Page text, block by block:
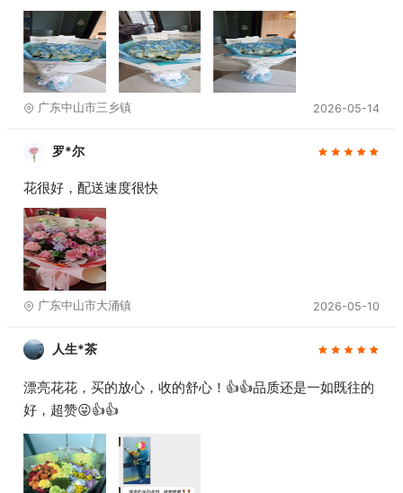
广东中山市三乡镇 2026-05-14
罗*尔
花很好，配送速度很快
广东中山市大涌镇 2026-05-10
人生*茶
漂亮花花，买的放心，收的舒心！👍👍品质还是一如既往的
好，超赞😜👍👍